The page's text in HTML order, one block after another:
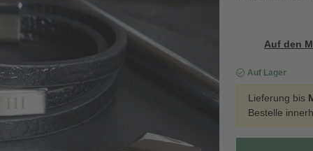
Auf den
Auf Lager
Lieferung bis
Bestelle